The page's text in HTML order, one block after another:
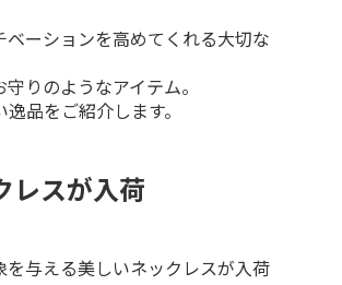
ーションを高めてくれる大切な
りのようなアイテム。
品をご紹介します。
レスが入荷
与える美しいネックレスが入荷